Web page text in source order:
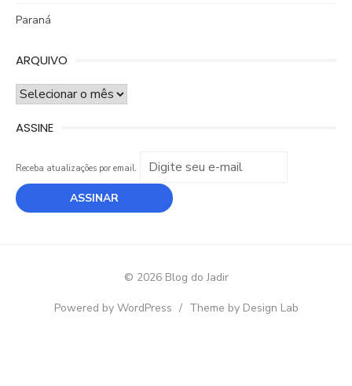
Paraná
ARQUIVO
ARQUIVO
ASSINE
Receba atualizações por email.
© 2026 Blog do Jadir
Powered by WordPress / Theme by Design Lab